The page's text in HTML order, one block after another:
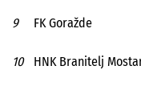
9 FK Goražde
10 HNK Branitelj